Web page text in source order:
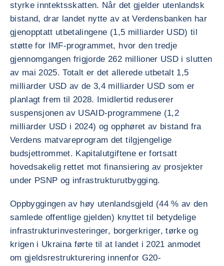
styrke inntektsskatten. Når det gjelder utenlandsk
bistand, drar landet nytte av at Verdensbanken har
gjenopptatt utbetalingene (1,5 milliarder USD) til
støtte for IMF-programmet, hvor den tredje
gjennomgangen frigjorde 262 millioner USD i slutten
av mai 2025. Totalt er det allerede utbetalt 1,5
milliarder USD av de 3,4 milliarder USD som er
planlagt frem til 2028. Imidlertid reduserer
suspensjonen av USAID-programmene (1,2
milliarder USD i 2024) og opphøret av bistand fra
Verdens matvareprogram det tilgjengelige
budsjettrommet. Kapitalutgiftene er fortsatt
hovedsakelig rettet mot finansiering av prosjekter
under PSNP og infrastrukturutbygging.
Oppbyggingen av høy utenlandsgjeld (44 % av den
samlede offentlige gjelden) knyttet til betydelige
infrastrukturinvesteringer, borgerkriger, tørke og
krigen i Ukraina førte til at landet i 2021 anmodet
om gjeldsrestrukturering innenfor G20-